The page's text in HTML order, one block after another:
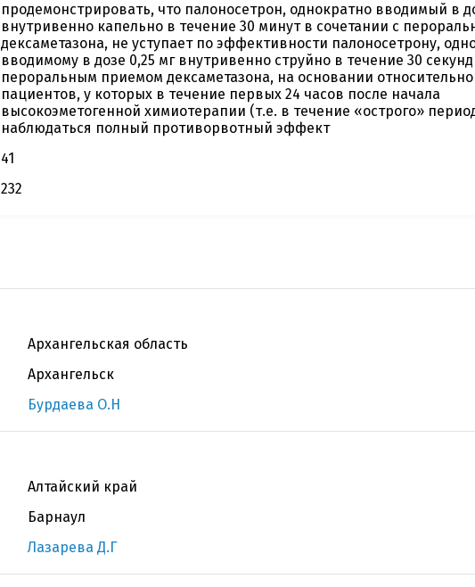
продемонстрировать, что палоносетрон, однократно вводимый в
внутривенно капельно в течение 30 минут в сочетании с
дексаметазона, не уступает по эффективности палоносетрону,
вводимому в дозе 0,25 мг внутривенно струйно в течение 30
пероральным приемом дексаметазона, на основании
пациентов, у которых в течение первых 24 часов после начала
высокоэметогенной химиотерапии (т.е. в течение «острого»
наблюдаться полный противорвотный эффект
41
232
Архангельская область
Архангельск
Бурдаева О.Н
Алтайский край
Барнаул
Лазарева Д.Г